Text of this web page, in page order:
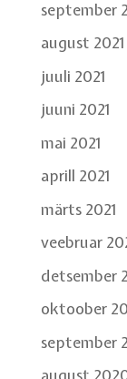
september
august 2021
juuli 2021
juuni 2021
mai 2021
aprill 2021
märts 2021
veebruar
detsember
oktoober
september